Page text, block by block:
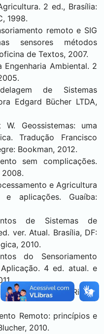
2 ed., Brasília:
1998.
remoto e SIG
sensores métodos
de Textos, 2007.
Engenharia Ambiental. 2
de Sistemas
Edgard Bücher LTDA,
W. Geossistemas: uma
Tradução Francisco
Bookman, 2012.
sem complicações.
2008.
e Agricultura
e aplicações. Guaíba:
de Sistemas de
ver. Atual. Brasília, DF:
2010.
do Sensoriamento
4 ed. atual. e
Ambiente. 3 ed. Rio de
Remoto: princípios e
2010.